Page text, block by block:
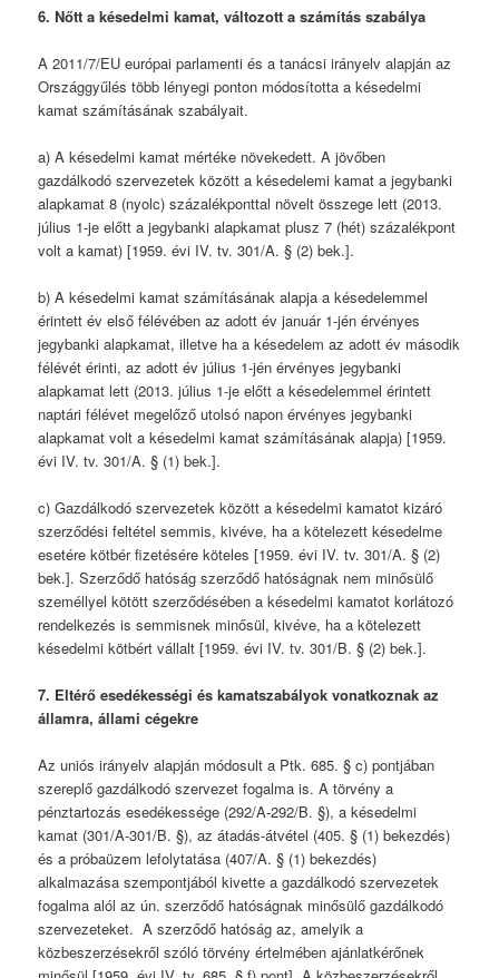
6. Nőtt a késedelmi kamat, változott a számítás szabálya
A 2011/7/EU európai parlamenti és a tanácsi irányelv alapján az
Országgyűlés több lényegi ponton módosította a késedelmi
kamat számításának szabályait.
a) A késedelmi kamat mértéke növekedett. A jövőben
gazdálkodó szervezetek között a késedelemi kamat a jegybanki
alapkamat 8 (nyolc) százalékponttal növelt összege lett (2013.
július 1-je előtt a jegybanki alapkamat plusz 7 (hét) százalékpont
volt a kamat) [1959. évi IV. tv. 301/A. § (2) bek.].
b) A késedelmi kamat számításának alapja a késedelemmel
érintett év első félévében az adott év január 1-jén érvényes
jegybanki alapkamat, illetve ha a késedelem az adott év második
félévét érinti, az adott év július 1-jén érvényes jegybanki
alapkamat lett (2013. július 1-je előtt a késedelemmel érintett
naptári félévet megelőző utolsó napon érvényes jegybanki
alapkamat volt a késedelmi kamat számításának alapja) [1959.
évi IV. tv. 301/A. § (1) bek.].
c) Gazdálkodó szervezetek között a késedelmi kamatot kizáró
szerződési feltétel semmis, kivéve, ha a kötelezett késedelme
esetére kötbér fizetésére köteles [1959. évi IV. tv. 301/A. § (2)
bek.]. Szerződő hatóság szerződő hatóságnak nem minősülő
személlyel kötött szerződésében a késedelmi kamatot korlátozó
rendelkezés is semmisnek minősül, kivéve, ha a kötelezett
késedelmi kötbért vállalt [1959. évi IV. tv. 301/B. § (2) bek.].
7. Eltérő esedékességi és kamatszabályok vonatkoznak az
államra, állami cégekre
Az uniós irányelv alapján módosult a Ptk. 685. § c) pontjában
szereplő gazdálkodó szervezet fogalma is. A törvény a
pénztartozás esedékessége (292/A-292/B. §), a késedelmi
kamat (301/A-301/B. §), az átadás-átvétel (405. § (1) bekezdés)
és a próbaüzem lefolytatása (407/A. § (1) bekezdés)
alkalmazása szempontjából kivette a gazdálkodó szervezetek
fogalma alól az ún. szerződő hatóságnak minősülő gazdálkodó
szervezeteket. A szerződő hatóság az, amelyik a
közbeszerzésekről szóló törvény értelmében ajánlatkérőnek